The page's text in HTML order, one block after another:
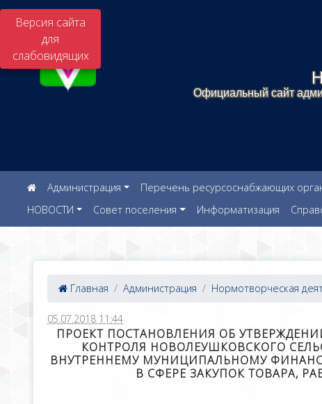
Версия сайта
для
слабовидящих
Официальный сайт
Администрация Перечень ресурсоснабжающих
НОВОСТИ
Совет поселения Информатизация
Главная Администрация Нормотворческая
05.07.2018 11:44
ПРОЕКТ ПОСТАНОВЛЕНИЯ ОБ
КОНТРОЛЯ НОВОЛЕУШКОВСКОГО
ВНУТРЕННЕМУ МУНИЦИПАЛЬНОМУ
В СФЕРЕ ЗАКУПОК ТОВАРА,